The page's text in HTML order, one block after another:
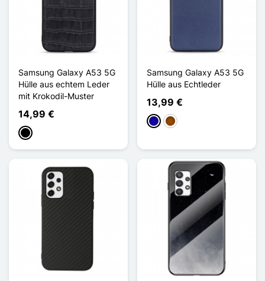
Samsung Galaxy A53 5G
Hülle aus echtem Leder
mit Krokodil-Muster
14,99 €
Schwarz
Samsung Galaxy A53 5G
Hülle aus Echtleder
13,99 €
Dunkelblau
Braun